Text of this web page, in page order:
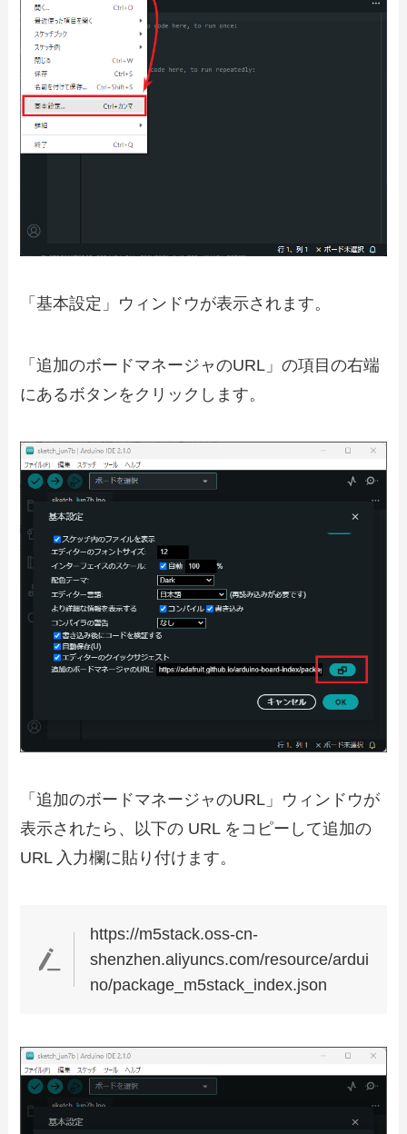
「基本設定」ウィンドウが表示されます。
「追加のボードマネージャのURL」の項目の右端
にあるボタンをクリックします。
「追加のボードマネージャのURL」ウィンドウが
表示されたら、以下の URL をコピーして追加の
URL 入力欄に貼り付けます。
https://m5stack.oss-cn-
shenzhen.aliyuncs.com/resource/ardui
no/package_m5stack_index.json